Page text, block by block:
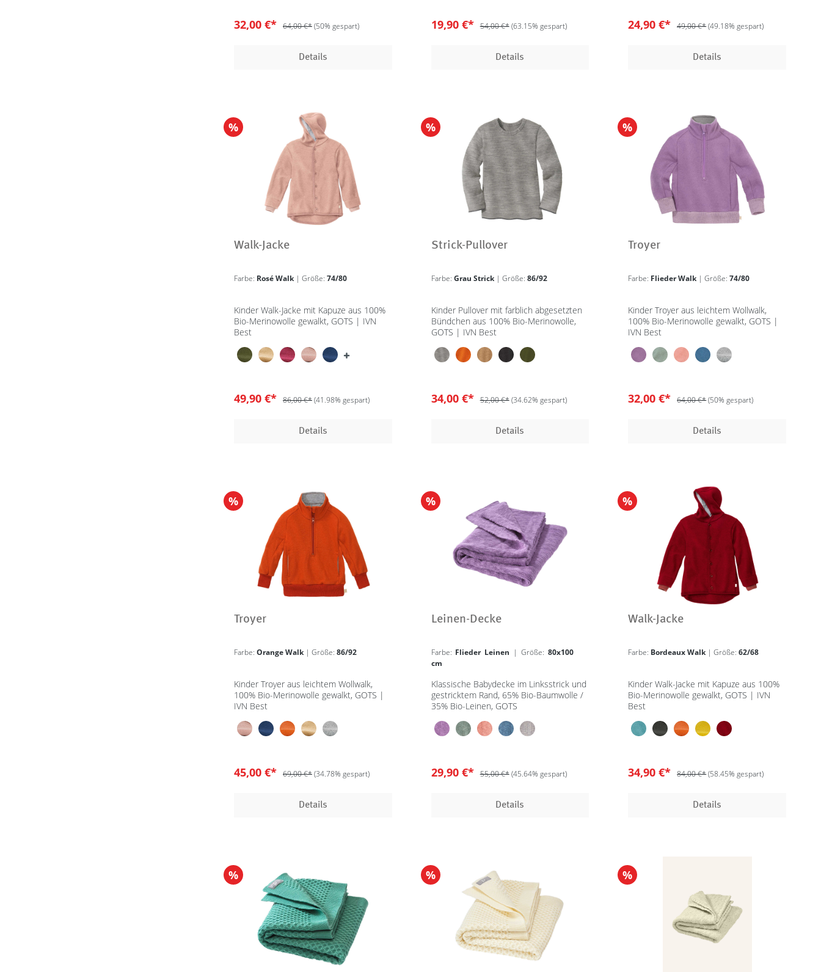
32,00 €* 64,00 €*(50% gespart)
Details
19,90 €* 54,00 €*(63.15% gespart)
Details
24,90 €* 49,00 €*(49.18% gespart)
Details
%
Walk-Jacke
Farbe: Rosé Walk | Größe: 74/80
Kinder Walk-Jacke mit Kapuze aus 100%
Bio-Merinowolle gewalkt, GOTS | IVN
Best
49,90 €* 86,00 €*(41.98% gespart)
Details
%
Strick-Pullover
Farbe: Grau Strick | Größe: 86/92
Kinder Pullover mit farblich abgesetzten
Bündchen aus 100% Bio-Merinowolle,
GOTS | IVN Best
34,00 €* 52,00 €*(34.62% gespart)
Details
%
Troyer
Farbe: Flieder Walk | Größe:74/80
Kinder Troyer aus leichtem Wollwalk,
100% Bio-Merinowolle gewalkt, GOTS |
IVN Best
32,00 €* 64,00 €*(50% gespart)
Details
%
Troyer
Farbe: Orange Walk | Größe: 86/92
Kinder Troyer aus leichtem Wollwalk,
100% Bio-Merinowolle gewalkt, GOTS |
IVN Best
45,00 €* 69,00 €*(34.78% gespart)
Details
%
Leinen-Decke
Farbe: Flieder Leinen | Größe: 80x100
cm
Klassische Babydecke im Linksstrick und
gestricktem Rand, 65% Bio-Baumwolle /
35% Bio-Leinen, GOTS
29,90 €* 55,00 €*(45.64% gespart)
Details
%
Walk-Jacke
Farbe: Bordeaux Walk | Größe:62/68
Kinder Walk-Jacke mit Kapuze aus 100%
Bio-Merinowolle gewalkt, GOTS | IVN
Best
34,90 €* 84,00 €*(58.45% gespart)
Details
% % %